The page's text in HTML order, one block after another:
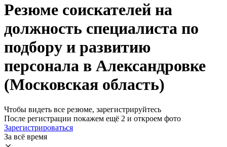
Резюме соискателей на
должность специалиста по
подбору и развитию
персонала в Александровке
(Московская область)
Чтобы видеть все резюме, зарегистрируйтесь
После регистрации покажем ещё 2 и откроем фото
Зарегистрироваться
За всё время